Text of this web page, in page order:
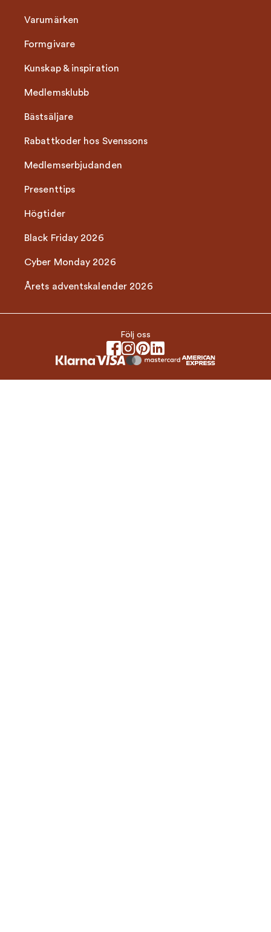
Varumärken
Formgivare
Kunskap & inspiration
Medlemsklubb
Bästsäljare
Rabattkoder hos Svenssons
Medlemserbjudanden
Presenttips
Högtider
Black Friday 2026
Cyber Monday 2026
Årets adventskalender 2026
Följ oss